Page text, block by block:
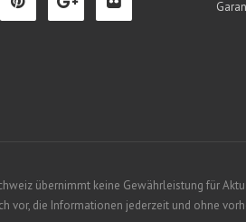
übernimmt keine Gewährleistung für
vor, die Informationen jederzeit und ohne